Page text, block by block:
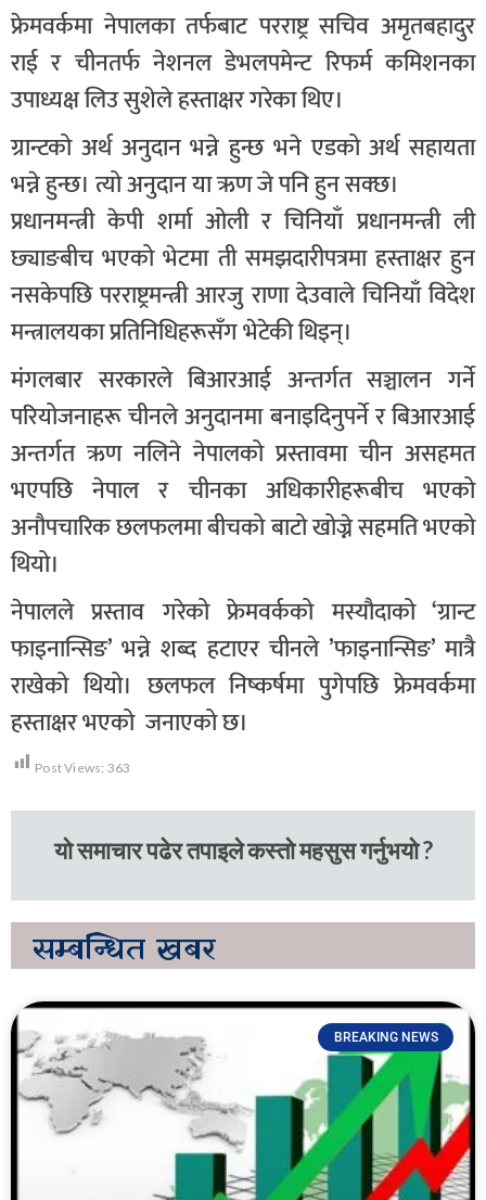
फ्रेमवर्कमा नेपालका तर्फबाट परराष्ट्र सचिव अमृतबहादुर
राई र चीनतर्फ नेशनल डेभलपमेन्ट रिफर्म कमिशनका
उपाध्यक्ष लिउ सुशेले हस्ताक्षर गरेका थिए।
ग्रान्टको अर्थ अनुदान भन्ने हुन्छ भने एडको अर्थ सहायता
भन्ने हुन्छ। त्यो अनुदान या ऋण जे पनि हुन सक्छ।
प्रधानमन्त्री केपी शर्मा ओली र चिनियाँ प्रधानमन्त्री ली
छ्याङबीच भएको भेटमा ती समझदारीपत्रमा हस्ताक्षर हुन
नसकेपछि परराष्ट्रमन्त्री आरजु राणा देउवाले चिनियाँ विदेश
मन्त्रालयका प्रतिनिधिहरूसँग भेटेकी थिइन्।
मंगलबार सरकारले बिआरआई अन्तर्गत सञ्चालन गर्ने
परियोजनाहरू चीनले अनुदानमा बनाइदिनुपर्ने र बिआरआई
अन्तर्गत ऋण नलिने नेपालको प्रस्तावमा चीन असहमत
भएपछि नेपाल र चीनका अधिकारीहरूबीच भएको
अनौपचारिक छलफलमा बीचको बाटो खोज्ने सहमति भएको
थियो।
नेपालले प्रस्ताव गरेको फ्रेमवर्कको मस्यौदाको ‘ग्रान्ट
फाइनान्सिङ’ भन्ने शब्द हटाएर चीनले ’फाइनान्सिङ’ मात्रै
राखेको थियो। छलफल निष्कर्षमा पुगेपछि फ्रेमवर्कमा
हस्ताक्षर भएको जनाएको छ।
Post Views: 363
यो समाचार पढेर तपाइले कस्तो महसुस गर्नुभयो ?
सम्बन्धित खबर
BREAKING NEWS